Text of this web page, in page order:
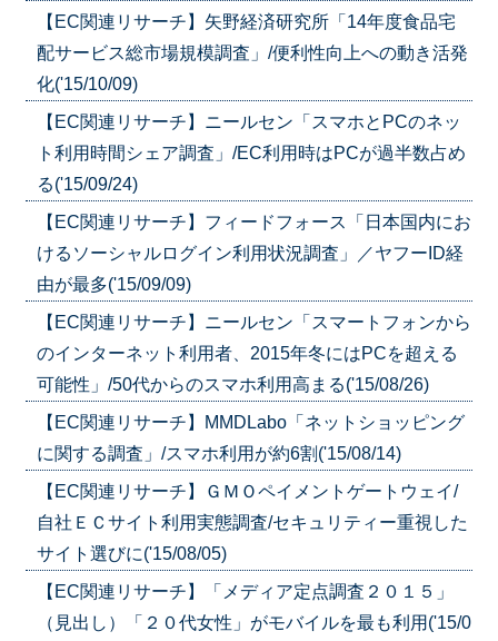
【EC関連リサーチ】矢野経済研究所「14年度食品宅
配サービス総市場規模調査」/便利性向上への動き活発
化('15/10/09)
【EC関連リサーチ】ニールセン「スマホとPCのネッ
ト利用時間シェア調査」/EC利用時はPCが過半数占め
る('15/09/24)
【EC関連リサーチ】フィードフォース「日本国内にお
けるソーシャルログイン利用状況調査」／ヤフーID経
由が最多('15/09/09)
【EC関連リサーチ】ニールセン「スマートフォンから
のインターネット利用者、2015年冬にはPCを超える
可能性」/50代からのスマホ利用高まる('15/08/26)
【EC関連リサーチ】MMDLabo「ネットショッピング
に関する調査」/スマホ利用が約6割('15/08/14)
【EC関連リサーチ】ＧＭＯペイメントゲートウェイ/
自社ＥＣサイト利用実態調査/セキュリティー重視した
サイト選びに('15/08/05)
【EC関連リサーチ】「メディア定点調査２０１５」
（見出し）「２０代女性」がモバイルを最も利用('15/0